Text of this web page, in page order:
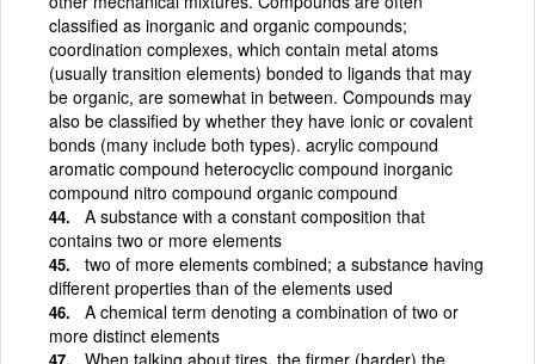
classified as inorganic and organic compounds;
coordination complexes, which contain metal atoms
(usually transition elements) bonded to ligands that may
be organic, are somewhat in between. Compounds may
also be classified by whether they have ionic or covalent
bonds (many include both types). acrylic compound
aromatic compound heterocyclic compound inorganic
compound nitro compound organic compound
A substance with a constant composition that
contains two or more elements
two of more elements combined; a substance having
different properties than of the elements used
A chemical term denoting a combination of two or
more distinct elements
When talking about tires, the firmer (harder) the